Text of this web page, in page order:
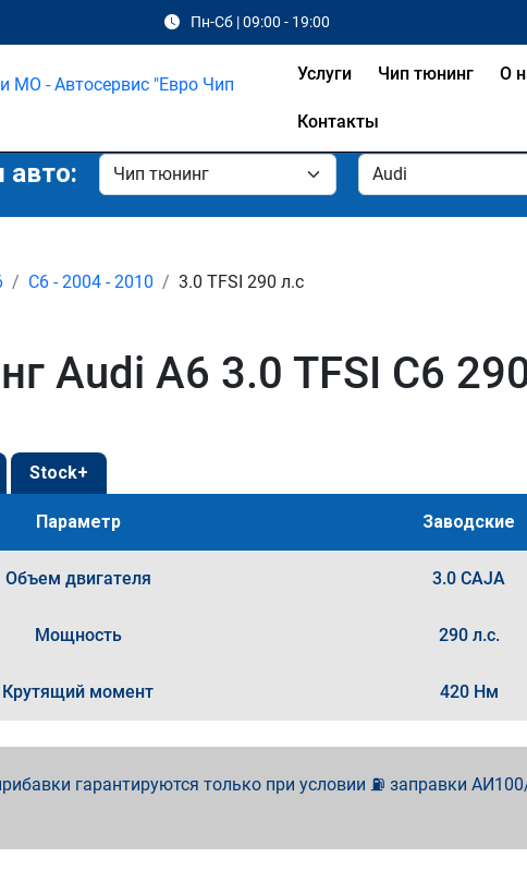
Пн-Сб | 09:00 - 19:00
Услуги Чип тюнинг О
Контакты
авто:
C6 - 2004 - 2010 3.0 TFSI 290 л.с
Audi A6 3.0 TFSI C6
Stock+
Параметр Заводские
Объем двигателя 3.0 CAJA
Мощность 290 л.с.
Крутящий момент 420 Нм
гарантируются только при условии ⛽ заправки